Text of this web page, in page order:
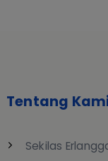
Tentang
Sekilas